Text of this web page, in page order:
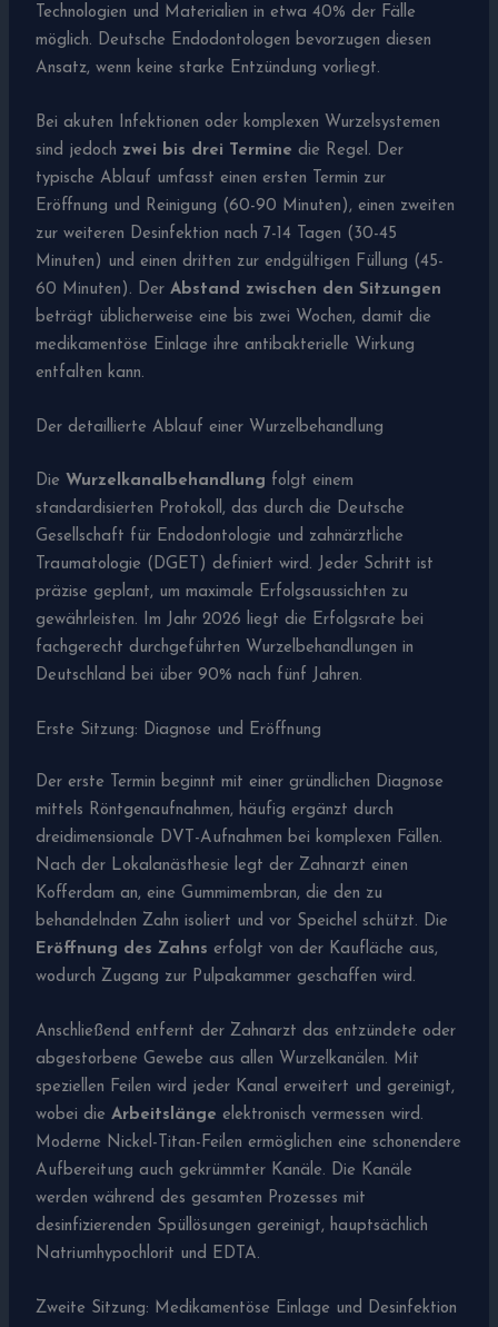
Technologien und Materialien in etwa 40% der Fälle
möglich. Deutsche Endodontologen bevorzugen diesen
Ansatz, wenn keine starke Entzündung vorliegt.
Bei akuten Infektionen oder komplexen Wurzelsystemen
sind jedoch zwei bis drei Termine die Regel. Der
typische Ablauf umfasst einen ersten Termin zur
Eröffnung und Reinigung (60-90 Minuten), einen zweiten
zur weiteren Desinfektion nach 7-14 Tagen (30-45
Minuten) und einen dritten zur endgültigen Füllung (45-
60 Minuten). DerAbstand zwischen den Sitzungen
beträgt üblicherweise eine bis zwei Wochen, damit die
medikamentöse Einlage ihre antibakterielle Wirkung
entfalten kann.
Der detaillierte Ablauf einer Wurzelbehandlung
Die Wurzelkanalbehandlung folgt einem
standardisierten Protokoll, das durch die Deutsche
Gesellschaft für Endodontologie und zahnärztliche
Traumatologie (DGET) definiert wird. Jeder Schritt ist
präzise geplant, um maximale Erfolgsaussichten zu
gewährleisten. Im Jahr 2026 liegt die Erfolgsrate bei
fachgerecht durchgeführten Wurzelbehandlungen in
Deutschland bei über 90% nach fünf Jahren.
Erste Sitzung: Diagnose und Eröffnung
Der erste Termin beginnt mit einer gründlichen Diagnose
mittels Röntgenaufnahmen, häufig ergänzt durch
dreidimensionale DVT-Aufnahmen bei komplexen Fällen.
Nach der Lokalanästhesie legt der Zahnarzt einen
Kofferdam an, eine Gummimembran, die den zu
behandelnden Zahn isoliert und vor Speichel schützt. Die
Eröffnung des Zahns erfolgt von der Kaufläche aus,
wodurch Zugang zur Pulpakammer geschaffen wird.
Anschließend entfernt der Zahnarzt das entzündete oder
abgestorbene Gewebe aus allen Wurzelkanälen. Mit
speziellen Feilen wird jeder Kanal erweitert und gereinigt,
wobei dieArbeitslänge elektronisch vermessen wird.
Moderne Nickel-Titan-Feilen ermöglichen eine schonendere
Aufbereitung auch gekrümmter Kanäle. Die Kanäle
werden während des gesamten Prozesses mit
desinfizierenden Spüllösungen gereinigt, hauptsächlich
Natriumhypochlorit und EDTA.
Zweite Sitzung: Medikamentöse Einlage und Desinfektion